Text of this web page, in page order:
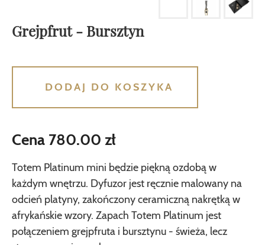
Grejpfrut - Bursztyn
DODAJ DO KOSZYKA
Cena 780.00 zł
Totem Platinum mini będzie piękną ozdobą w
każdym wnętrzu. Dyfuzor jest ręcznie malowany na
odcień platyny, zakończony ceramiczną nakrętką w
afrykańskie wzory. Zapach Totem Platinum jest
połączeniem grejpfruta i bursztynu - świeża, lecz